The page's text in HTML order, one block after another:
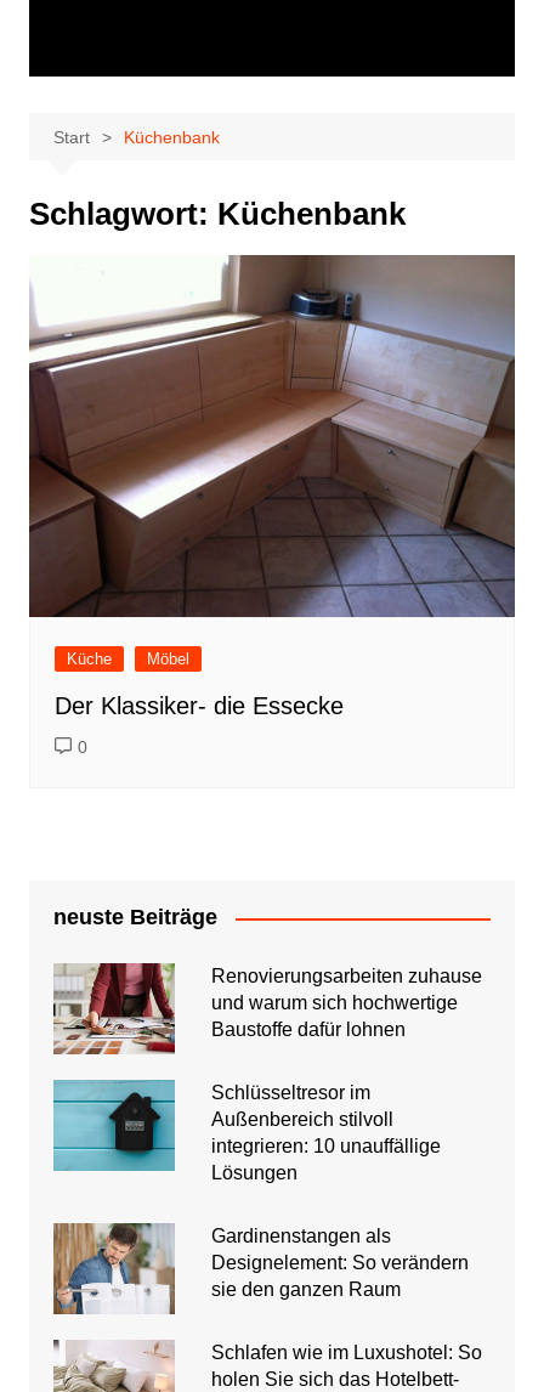
Start Küchenbank
Schlagwort: Küchenbank
Küche Möbel
Der Klassiker- die Essecke
0
neuste Beiträge
Renovierungsarbeiten zuhause
und warum sich hochwertige
Baustoffe dafür lohnen
Schlüsseltresor im
Außenbereich stilvoll
integrieren: 10 unauffällige
Lösungen
Gardinenstangen als
Designelement: So verändern
sie den ganzen Raum
Schlafen wie im Luxushotel: So
holen Sie sich das Hotelbett-